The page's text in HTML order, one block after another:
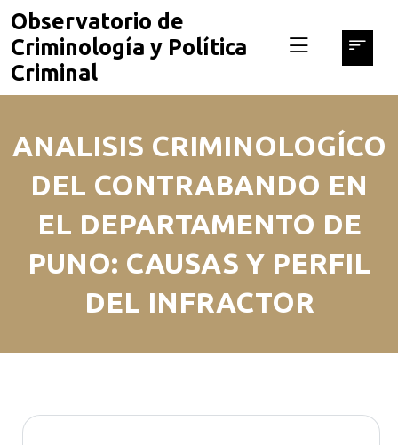
skip
content
Observatorio de
Criminología y Política
Criminal
ANALISIS CRIMINOLOGÍCO
DEL CONTRABANDO EN
EL DEPARTAMENTO DE
PUNO: CAUSAS Y PERFIL
DEL INFRACTOR